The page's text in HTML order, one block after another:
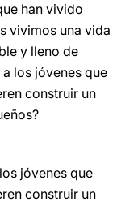
han vivido
vivimos una vida
y lleno de
los jóvenes que
construir un
jóvenes que
construir un